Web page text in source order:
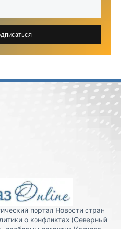
портал Новости стран
о конфликтах (Северный